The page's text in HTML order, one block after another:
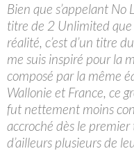
Bien que s’appelant No
titre de 2 Unlimited
réalité, c’est d’un titre
me suis inspiré pour la
composé par la même
Wallonie et France, ce
fut nettement moins
accroché dès le
d’ailleurs plusieurs de